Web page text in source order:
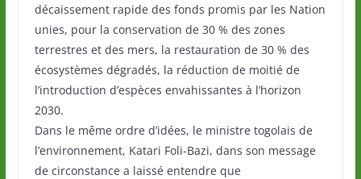
décaissement rapide des fonds promis par les Nation
unies, pour la conservation de 30 % des zones
terrestres et des mers, la restauration de 30 % des
écosystèmes dégradés, la réduction de moitié de
l’introduction d’espèces envahissantes à l’horizon
2030.
Dans le même ordre d’idées, le ministre togolais de
l’environnement, Katari Foli-Bazi, dans son message
de circonstance a laissé entendre que